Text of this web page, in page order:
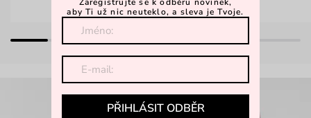
aby Ti už nic neuteklo, a sleva je Tvoje.
PŘIHLÁSIT ODBĚR